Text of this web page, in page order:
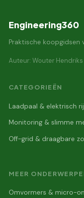
Engineering360
Praktische koopgidsen
Auteur: Wouter Hendriks
CATEGORIEËN
Laadpaal & elektrisch
Monitoring & slimme
Off-grid & draagbare
MEER
Omvormers & micro-